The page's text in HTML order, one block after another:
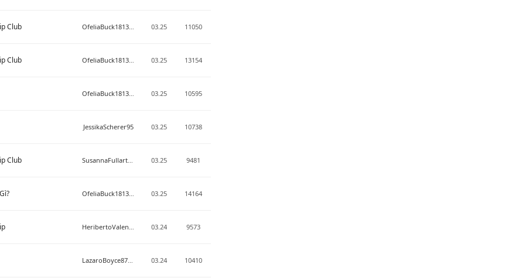
Club OfeliaBuck18136471 03.25 11050
Club OfeliaBuck18136471 03.25 13154
OfeliaBuck18136471 03.25 10595
JessikaScherer95 03.25 10738
Club SusannaFullarton 03.25 9481
OfeliaBuck18136471 03.25 14164
HeribertoValenzuela 03.24 9573
LazaroBoyce877464 03.24 10410